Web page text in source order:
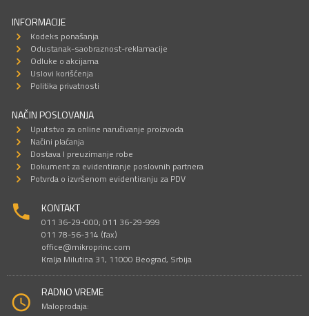
INFORMACIJE
Kodeks ponašanja
Odustanak-saobraznost-reklamacije
Odluke o akcijama
Uslovi korišćenja
Politika privatnosti
NAČIN POSLOVANJA
Uputstvo za online naručivanje proizvoda
Načini plaćanja
Dostava I preuzimanje robe
Dokument za evidentiranje poslovnih partnera
Potvrda o izvršenom evidentiranju za PDV
KONTAKT
011 36-29-000; 011 36-29-999
011 78-56-314 (fax)
office@mikroprinc.com
Kralja Milutina 31, 11000 Beograd, Srbija
RADNO VREME
Maloprodaja: